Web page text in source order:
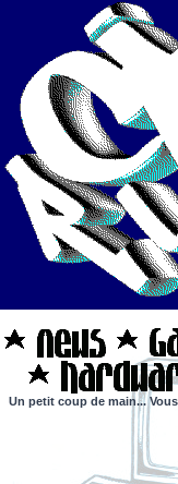
Un petit coup de main...